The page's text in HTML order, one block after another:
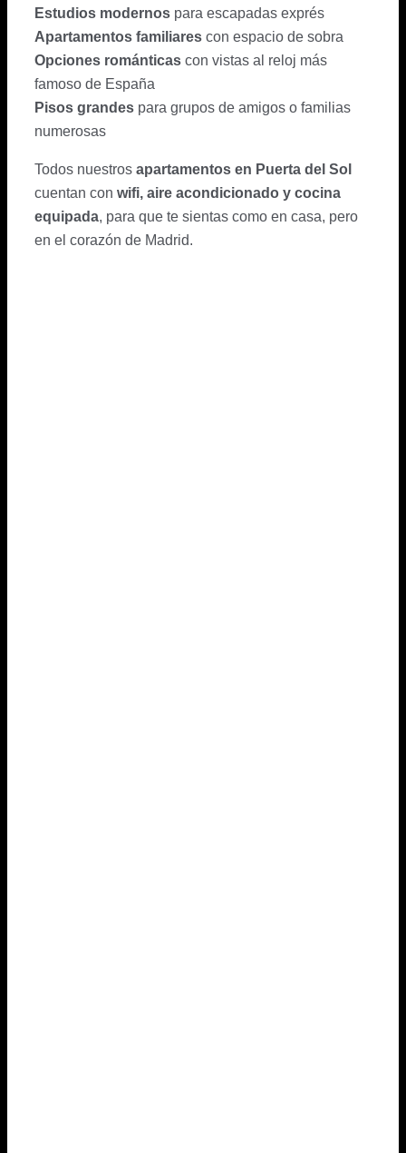
Estudios modernos para escapadas exprés
Apartamentos familiares con espacio de sobra
Opciones románticas con vistas al reloj más
famoso de España
Pisos grandes para grupos de amigos o familias
numerosas
Todos nuestros apartamentos en Puerta del Sol
cuentan con wifi, aire acondicionado y cocina
equipada, para que te sientas como en casa, pero
en el corazón de Madrid.